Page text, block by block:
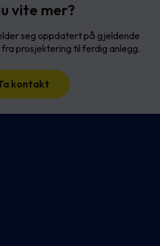
vite mer?
seg oppdatert på gjeldende
prosjektering til ferdig anlegg.
kontakt